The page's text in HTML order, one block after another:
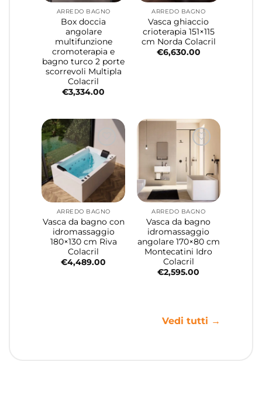
ARREDO BAGNO
Box doccia
angolare
multifunzione
cromoterapia e
bagno turco 2 porte
scorrevoli Multipla
Colacril
€3,334.00
ARREDO BAGNO
Vasca ghiaccio
crioterapia 151×115
cm Norda Colacril
€6,630.00
ARREDO BAGNO
Vasca da bagno con
idromassaggio
180×130 cm Riva
Colacril
€4,489.00
ARREDO BAGNO
Vasca da bagno
idromassaggio
angolare 170×80 cm
Montecatini Idro
Colacril
€2,595.00
Vedi tutti →